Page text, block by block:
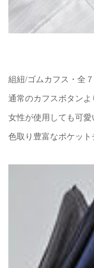
組紐/ゴムカフス・全
通常のカフスボタンよ
女性が使用しても可
色取り豊富なポケッ